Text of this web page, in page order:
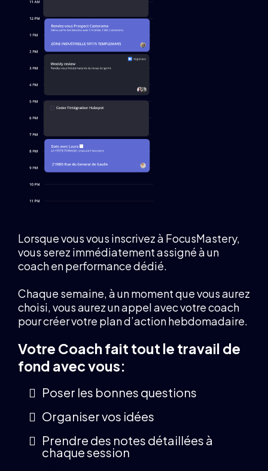
Lorsque vous vous inscrivez à FocusMastery,
vous serez immédiatement assigné à un
coach en performance dédié.
Chaque semaine, à un moment que vous aurez
choisi, vous aurez un appel avec votre coach
pour créer votre plan d’action hebdomadaire.
Votre Coach fait tout le travail de
fond avec vous:
Poser les bonnes questions
Organiser vos idées
Prendre des notes détaillées à
chaque session